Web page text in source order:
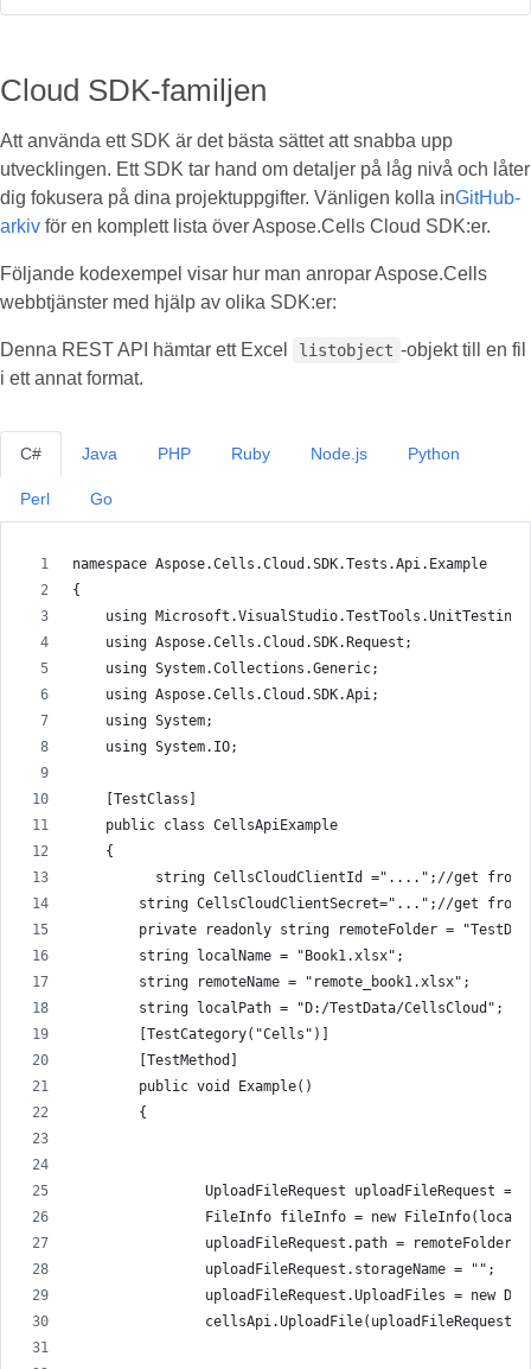
Cloud SDK-familjen
Att använda ett SDK är det bästa sättet att snabba upp
utvecklingen. Ett SDK tar hand om detaljer på låg nivå och låter
dig fokusera på dina projektuppgifter. Vänligen kolla inGitHub-
arkiv för en komplett lista över Aspose.Cells Cloud SDK:er.
Följande kodexempel visar hur man anropar Aspose.Cells
webbtjänster med hjälp av olika SDK:er:
Denna REST API hämtar ett Excel listobject -objekt till en fil
i ett annat format.
C#
namespace Aspose.Cells.Cloud.SDK.Tests.Api.Example
{
    using Microsoft.VisualStudio.TestTools.UnitTesting;
    using Aspose.Cells.Cloud.SDK.Request;
    using System.Collections.Generic;
    using Aspose.Cells.Cloud.SDK.Api;
    using System;
    using System.IO;
    [TestClass]
    public class CellsApiExample
    {
string CellsCloudClientId ="....";//get
string CellsCloudClientSecret="...";//get
private readonly string remoteFolder =
        string localName = "Book1.xlsx";
        string remoteName = "remote_book1.xlsx";
        string localPath = "D:/TestData/CellsCloud";
        [TestCategory("Cells")]
        [TestMethod]
        public void Example()
        {
UploadFileRequest uploadFileRequest =
FileInfo fileInfo = new
uploadFileRequest.path = remoteFolder
                uploadFileRequest.storageName = "";
uploadFileRequest.UploadFiles = new
                cellsApi.UploadFile(uploadFileRequest);
Java PHP Ruby Node.js Python
Perl Go